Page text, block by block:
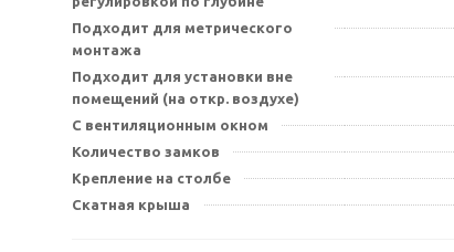
Подходит для метрического
монтажа
Подходит для установки вне
помещений (на откр. воздухе)
С вентиляционным окном
Количество замков
Крепление на столбе
Скатная крыша